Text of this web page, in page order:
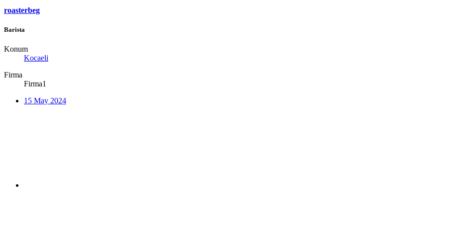
roasterbeg
Barista
Konum
Kocaeli
Firma
Firma1
15 May 2024